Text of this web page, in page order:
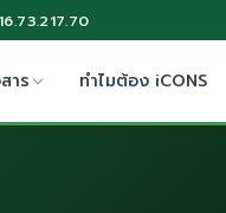
าร ทำไมต้อง iCONS